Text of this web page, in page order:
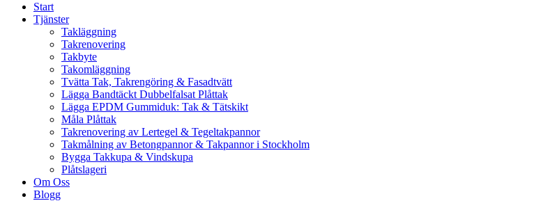
Start
Tjänster
Takläggning
Takrenovering
Takbyte
Takomläggning
Tvätta Tak, Takrengöring & Fasadtvätt
Lägga Bandtäckt Dubbelfalsat Plåttak
Lägga EPDM Gummiduk: Tak & Tätskikt
Måla Plåttak
Takrenovering av Lertegel & Tegeltakpannor
Takmålning av Betongpannor & Takpannor i Stockholm
Bygga Takkupa & Vindskupa
Plåtslageri
Om Oss
Blogg